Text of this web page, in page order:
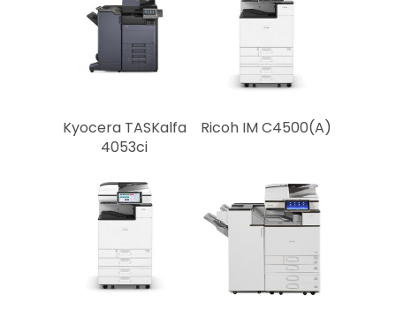
Kyocera TASKalfa
4053ci
Ricoh IM C4500(A)
Störungsmeldung
Rechtliches
Als zweite
drucken & binden wir
Abschlussarbeiten